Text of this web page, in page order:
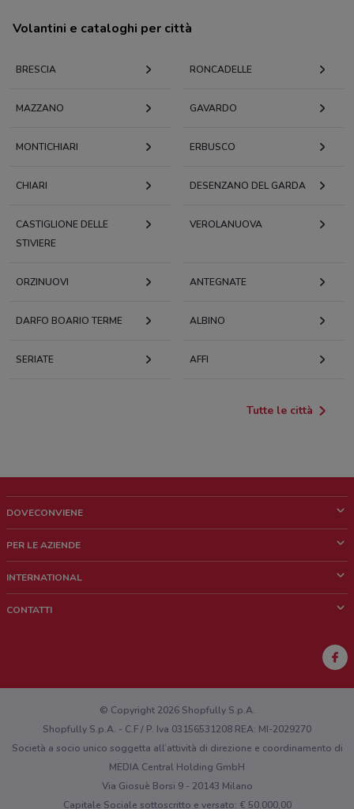
Volantini e cataloghi per città
BRESCIA RONCADELLE
MAZZANO GAVARDO
MONTICHIARI ERBUSCO
CHIARI DESENZANO DEL GARDA
CASTIGLIONE DELLE
STIVIERE
VEROLANUOVA
ORZINUOVI ANTEGNATE
DARFO BOARIO TERME ALBINO
SERIATE AFFI
Tutte le città
DOVECONVIENE
Chi siamo
Lavora con noi
PER LE AZIENDE
Richieste commerciali e marketing
INTERNATIONAL
CONTATTI
Hai un malfunzionamento sul web o sull'app?
© Copyright 2026 Shopfully S.p.A.
Shopfully S.p.A. - C.F / P. Iva 03156531208 REA: MI-2029270
Società a socio unico soggetta all’attività di direzione e coordinamento di
MEDIA Central Holding GmbH
Via Giosuè Borsi 9 - 20143 Milano
Capitale Sociale sottoscritto e versato: € 50.000,00